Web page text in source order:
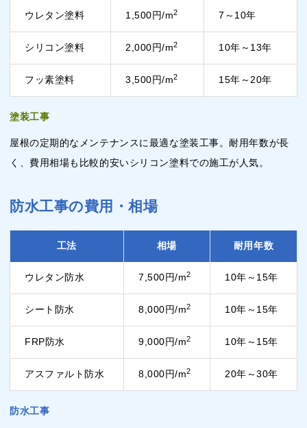
ウレタン塗料 1,500円/m2 7～10年
シリコン塗料 2,000円/m2 10年～13年
フッ素塗料 3,500円/m2 15年～20年
塗装工事
屋根の定期的なメンテナンスに最適な塗装工事。耐用年数が長
く、費用相場も比較的安いシリコン塗料での施工が人気。
防水工事の費用・相場
工法 相場 耐用年数
ウレタン防水 7,500円/m2 10年～15年
シート防水 8,000円/m2 10年～15年
FRP防水 9,000円/m2 10年～15年
アスファルト防水 8,000円/m2 20年～30年
防水工事